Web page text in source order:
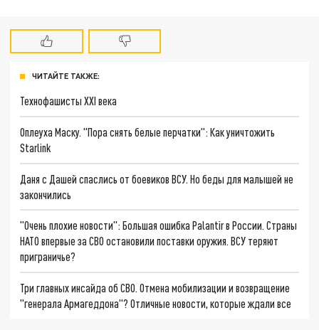
ЧИТАЙТЕ ТАКЖЕ:
Технофашисты XXI века
Оплеуха Маску. "Пора снять белые перчатки": Как уничтожить
Starlink
Даня с Дашей спаслись от боевиков ВСУ. Но беды для малышей не
закончились
"Очень плохие новости": Большая ошибка Palantir в России. Страны
НАТО впервые за СВО остановили поставки оружия. ВСУ теряют
приграничье?
Три главных инсайда об СВО. Отмена мобилизации и возвращение
"генерала Армагеддона"? Отличные новости, которые ждали все